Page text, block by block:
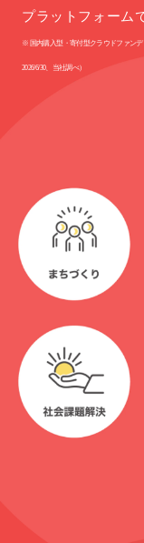
プラットフォーム
※ 国内購入型・寄付型クラウドファンデ
2026/6/30、当社調べ）